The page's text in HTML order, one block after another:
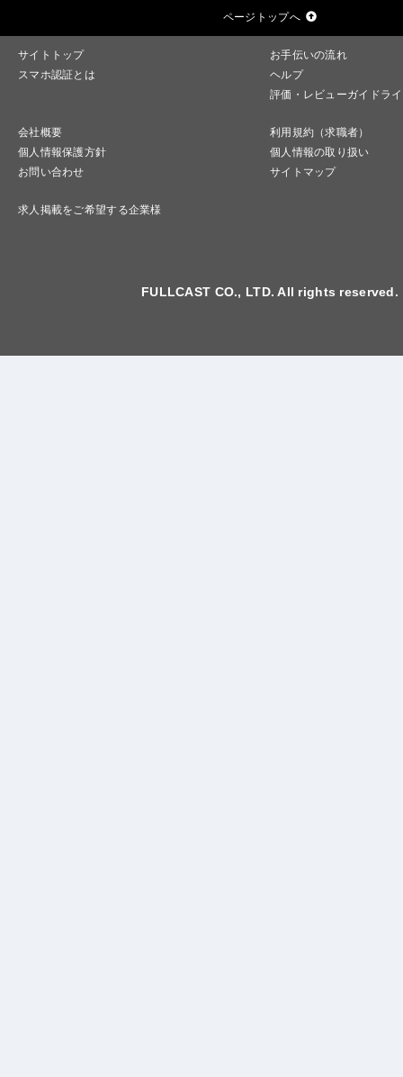
ページトップへ
サイトトップ
お手伝いの流れ
スマホ認証とは
ヘルプ
評価・レビューガイドラ
会社概要
利用規約（求職者）
個人情報保護方針
個人情報の取り扱い
お問い合わせ
サイトマップ
求人掲載をご希望する企業様
FULLCAST CO., LTD. All rights reserved.